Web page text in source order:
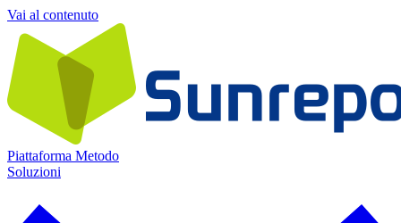
Vai al contenuto
Piattaforma Metodo
Soluzioni